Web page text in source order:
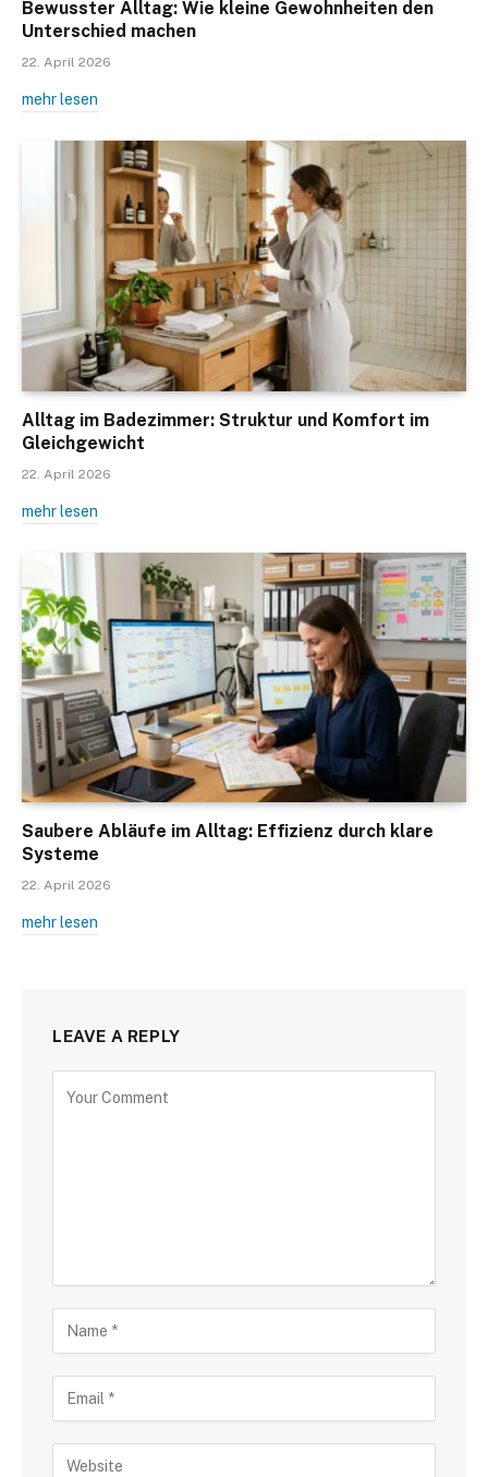
Bewusster Alltag: Wie kleine Gewohnheiten den
Unterschied machen
22. April 2026
mehr lesen
Alltag im Badezimmer: Struktur und Komfort im
Gleichgewicht
22. April 2026
mehr lesen
Saubere Abläufe im Alltag: Effizienz durch klare
Systeme
22. April 2026
mehr lesen
LEAVE A REPLY